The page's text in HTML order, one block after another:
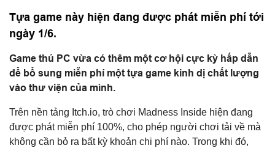
Tựa game này hiện đang được phát miễn phí tới
ngày 1/6.
Game thủ PC vừa có thêm một cơ hội cực kỳ hấp dẫn
để bổ sung miễn phí một tựa game kinh dị chất lượng
vào thư viện của mình.
Trên nền tảng Itch.io, trò chơi Madness Inside hiện đang
được phát miễn phí 100%, cho phép người chơi tải về mà
không cần bỏ ra bất kỳ khoản chi phí nào. Trong khi đó,